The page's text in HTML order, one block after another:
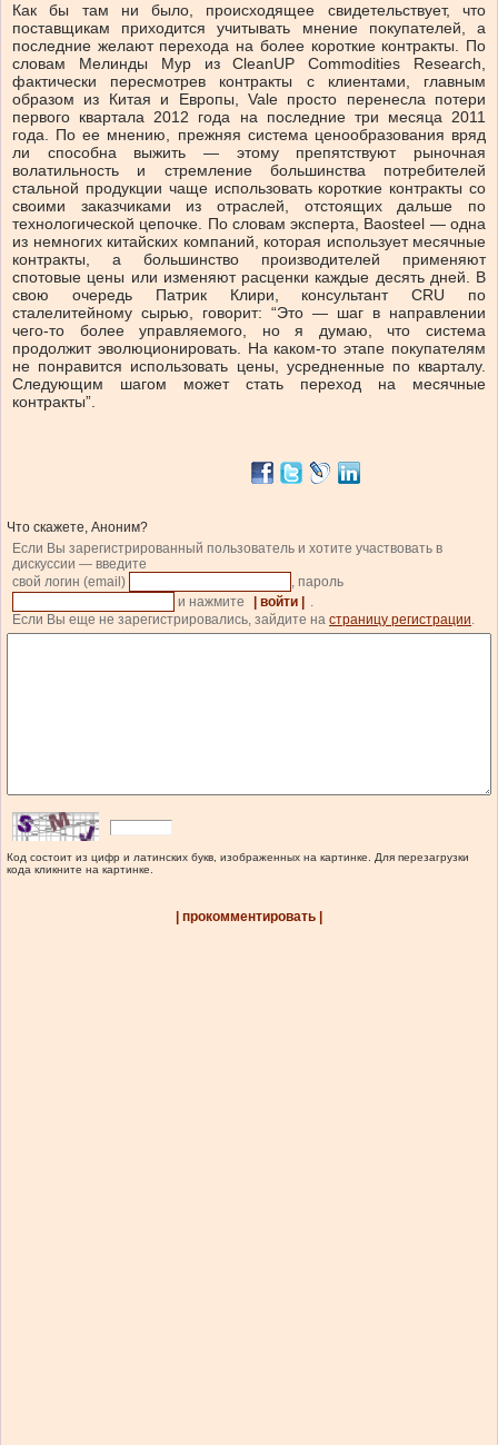
Как бы там ни было, происходящее свидетельствует, что
поставщикам приходится учитывать мнение покупателей, а
последние желают перехода на более короткие контракты. По
словам Мелинды Мур из CleanUP Commodities Research,
фактически пересмотрев контракты с клиентами, главным
образом из Китая и Европы, Vale просто перенесла потери
первого квартала 2012 года на последние три месяца 2011
года. По ее мнению, прежняя система ценообразования вряд
ли способна выжить — этому препятствуют рыночная
волатильность и стремление большинства потребителей
стальной продукции чаще использовать короткие контракты со
своими заказчиками из отраслей, отстоящих дальше по
технологической цепочке. По словам эксперта, Baosteel — одна
из немногих китайских компаний, которая использует месячные
контракты, а большинство производителей применяют
спотовые цены или изменяют расценки каждые десять дней. В
свою очередь Патрик Клири, консультант CRU по
сталелитейному сырью, говорит: “Это — шаг в направлении
чего-то более управляемого, но я думаю, что система
продолжит эволюционировать. На каком-то этапе покупателям
не понравится использовать цены, усредненные по кварталу.
Следующим шагом может стать переход на месячные
контракты”.
Что скажете, Аноним?
Если Вы зарегистрированный пользователь и хотите участвовать в
дискуссии — введите
свой логин (email)
, пароль
и нажмите
| войти |
.
Если Вы еще не зарегистрировались, зайдите на страницу регистрации.
Код состоит из цифр и латинских букв, изображенных на картинке. Для перезагрузки
кода кликните на картинке.
| прокомментировать |